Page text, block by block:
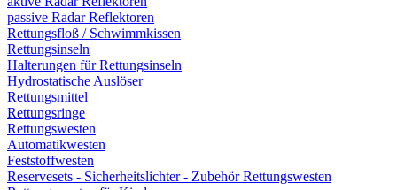
passive Radar Reflektoren
Rettungsfloß / Schwimmkissen
Rettungsinseln
Halterungen für Rettungsinseln
Hydrostatische Auslöser
Rettungsmittel
Rettungsringe
Rettungswesten
Automatikwesten
Feststoffwesten
Reservesets - Sicherheitslichter - Zubehör Rettungswesten